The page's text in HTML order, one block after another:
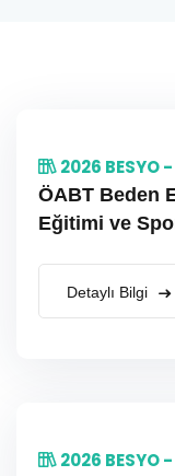
2026 BESYO
ÖABT Beden
Eğitimi ve
Detaylı Bilgi
2026 BESYO